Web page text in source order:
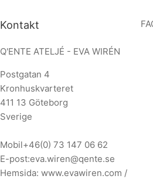
Kontakt
Q'ENTE ATELJÉ - EVA WIRÉN
Postgatan 4
Kronhuskvarteret
411 13 Göteborg
Sverige
Mobil+46(0) 73 147 06 62
E-post:eva.wiren@qente.se
Hemsida: www.evawiren.com /